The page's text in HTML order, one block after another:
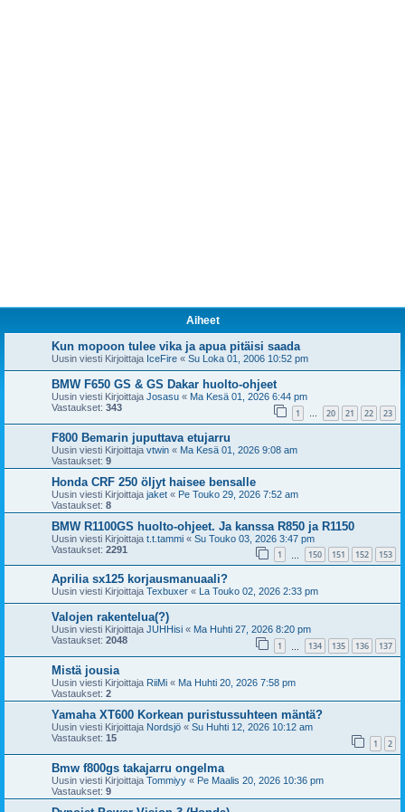
Aiheet
Kun mopoon tulee vika ja apua pitäisi saada
Uusin viesti Kirjoittaja IceFire « Su Loka 01, 2006 10:52 pm
BMW F650 GS & GS Dakar huolto-ohjeet
Uusin viesti Kirjoittaja Josasu « Ma Kesä 01, 2026 6:44 pm
Vastaukset: 343 1 … 20 21 22 23
F800 Bemarin juputtava etujarru
Uusin viesti Kirjoittaja vtwin « Ma Kesä 01, 2026 9:08 am
Vastaukset: 9
Honda CRF 250 öljyt haisee bensalle
Uusin viesti Kirjoittaja jaket « Pe Touko 29, 2026 7:52 am
Vastaukset: 8
BMW R1100GS huolto-ohjeet. Ja kanssa R850 ja R1150
Uusin viesti Kirjoittaja t.t.tammi « Su Touko 03, 2026 3:47 pm
Vastaukset: 2291 1 150 151 152 153
Aprilia sx125 korjausmanuaali?
Uusin viesti Kirjoittaja Texbuxer « La Touko 02, 2026 2:33 pm
Valojen rakentelua(?)
Uusin viesti Kirjoittaja JUHHisi « Ma Huhti 27, 2026 8:20 pm
Vastaukset: 2048 1 134 135 136 137
Mistä jousia
Uusin viesti Kirjoittaja RiiMi « Ma Huhti 20, 2026 7:58 pm
Vastaukset: 2
Yamaha XT600 Korkean puristussuhteen mäntä?
Uusin viesti Kirjoittaja Nordsjö « Su Huhti 12, 2026 10:12 am
Vastaukset: 15 1 2
Bmw f800gs takajarru ongelma
Uusin viesti Kirjoittaja Tommiyy « Pe Maalis 20, 2026 10:36 pm
Vastaukset: 9